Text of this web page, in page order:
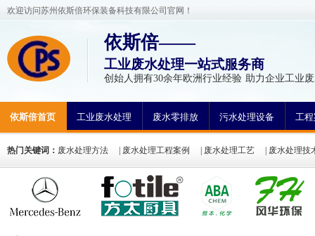
欢迎访问苏州依斯倍环保装备科技有限公司官网！
依斯倍——
工业废水处理一站式服务商
创始人拥有30余年欧洲行业经验 助力企业工业
依斯倍首页 工业废水处理 废水零排放 污水处理设备 工
热门关键词： 废水处理方法 废水处理工程案例 废水处理工艺 废水处理技
氮废水处理